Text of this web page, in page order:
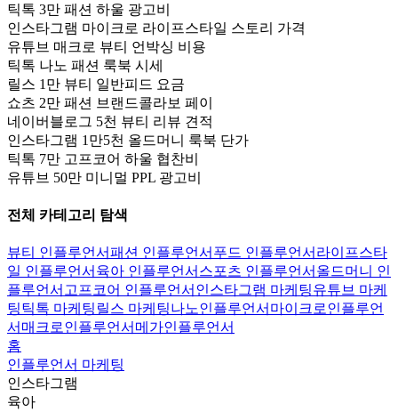
틱톡 3만 패션 하울 광고비
인스타그램 마이크로 라이프스타일 스토리 가격
유튜브 매크로 뷰티 언박싱 비용
틱톡 나노 패션 룩북 시세
릴스 1만 뷰티 일반피드 요금
쇼츠 2만 패션 브랜드콜라보 페이
네이버블로그 5천 뷰티 리뷰 견적
인스타그램 1만5천 올드머니 룩북 단가
틱톡 7만 고프코어 하울 협찬비
유튜브 50만 미니멀 PPL 광고비
전체 카테고리 탐색
뷰티 인플루언서패션 인플루언서 푸드 인플루언서 라이프스타
일 인플루언서 육아 인플루언서 스포츠 인플루언서 올드머니 인
플루언서 고프코어 인플루언서 인스타그램 마케팅유튜브 마케
팅틱톡 마케팅 릴스 마케팅나노인플루언서 마이크로인플루언
서 매크로인플루언서 메가인플루언서
홈
인플루언서 마케팅
인스타그램
육아